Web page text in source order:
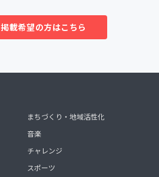
掲載希望の方はこちら
まちづくり・地域活性化
音楽
チャレンジ
スポーツ